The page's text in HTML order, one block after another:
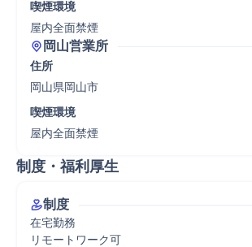
喫煙環境
屋内全面禁煙
岡山営業所
住所
岡山県岡山市
喫煙環境
屋内全面禁煙
制度・福利厚生
制度
在宅勤務
リモートワーク可